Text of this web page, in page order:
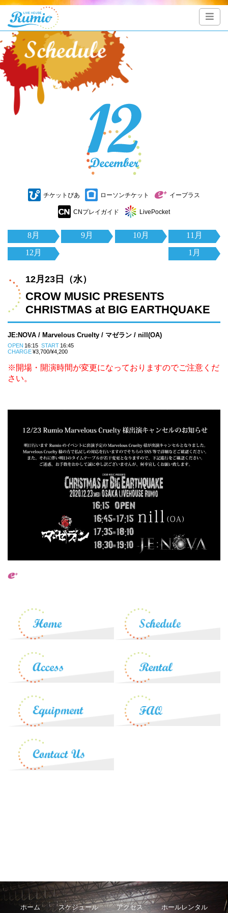
チケットぴあ ローソンチケット イープラス
CNプレイガイド LivePocket
8月 9月 10月
11月
12月
1月
12月23日（水）
CROW MUSIC PRESENTS
CHRISTMAS at BIG EARTHQUAKE
JE:NOVA / Marvelous Cruelty / マゼラン / nill(OA)
OPEN 16:15 START 16:45
CHARGE¥3,700/¥4,200
※開場・開演時間が変更になっておりますのでご注意くだ
さい。
ホーム スケジュール アクセス ホールレンタル